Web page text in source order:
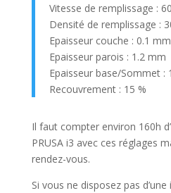
Vitesse de remplissage :
Densité de remplissage :
Epaisseur couche : 0.1 mm
Epaisseur parois : 1.2 mm
Epaisseur base/Sommet :
Recouvrement : 15 %
Il faut compter environ 160h
PRUSA i3 avec ces réglages
rendez-vous.
Si vous ne disposez pas